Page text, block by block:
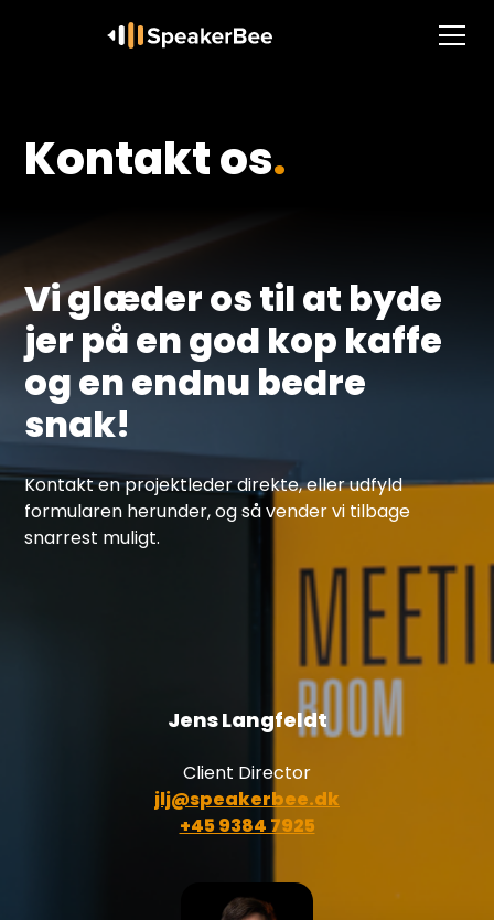
Kontakt os.
Jens Langfeldt
Client Director
jlj@speakerbee.dk
+45 9384 7925
Vi glæder os til at byde
jer på en god kop kaffe
og en endnu bedre
snak!
Kontakt en projektleder direkte, eller udfyld
formularen herunder, og så vender vi tilbage
snarrest muligt.